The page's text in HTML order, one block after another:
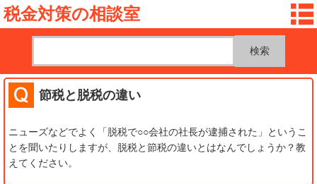
税金対策の相談室
節税と脱税の違い
ニューズなどでよく「脱税で○○会社の社長が逮捕された」というこ
とを聞いたりしますが、脱税と節税の違いとはなんでしょうか？教
えてください。